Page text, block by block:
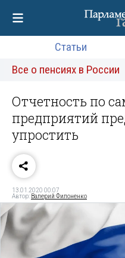
Статьи
Все о пенсиях в России
Отчетность по
предприятий
упростить
13.01.2020 00:07
Автор: Валерий Филоненко